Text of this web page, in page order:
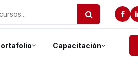
Capacitación